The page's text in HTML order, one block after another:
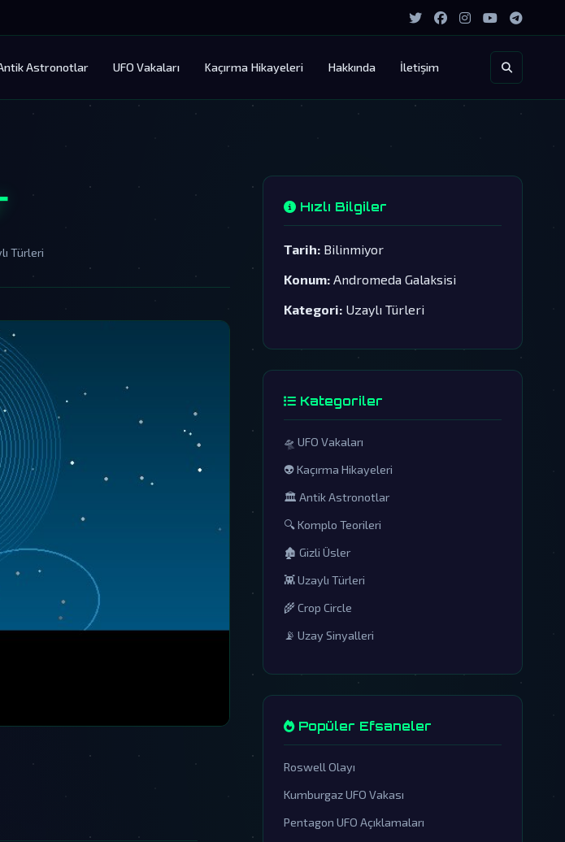
Astronotlar UFO Vakaları Kaçırma Hikayeleri Hakkında İletişim
Türleri
Hızlı Bilgiler
Tarih: Bilinmiyor
Konum: Andromeda Galaksisi
Kategori: Uzaylı Türleri
Kategoriler
🛸 UFO Vakaları
👽 Kaçırma Hikayeleri
🏛️ Antik Astronotlar
🔍 Komplo Teorileri
🏚️ Gizli Üsler
👾 Uzaylı Türleri
🌾 Crop Circle
📡 Uzay Sinyalleri
Popüler Efsaneler
Roswell Olayı
Kumburgaz UFO Vakası
Pentagon UFO Açıklamaları